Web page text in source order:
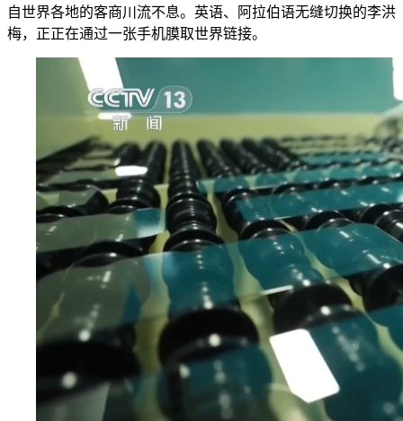
自世界各地的客商川流不息。英语、阿拉伯语无缝切换的李洪
梅，正正在通过一张手机膜取世界链接。